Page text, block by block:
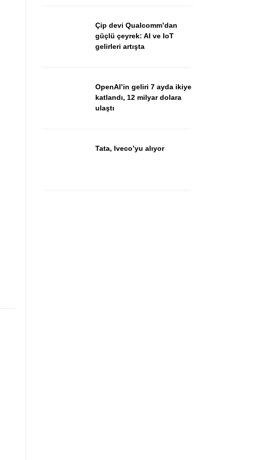
Çip devi Qualcomm’dan
güçlü çeyrek: AI ve IoT
gelirleri artışta
OpenAI’in geliri 7 ayda ikiye
katlandı, 12 milyar dolara
ulaştı
Tata, Iveco’yu alıyor